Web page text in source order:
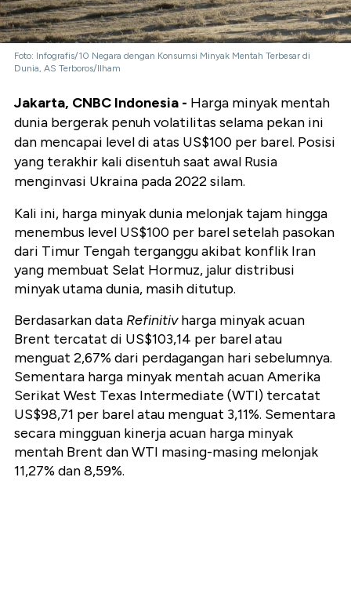
Foto: Infografis/10 Negara dengan Konsumsi Minyak Mentah Terbesar di
Dunia, AS Terboros/Ilham
Jakarta, CNBC Indonesia - Harga minyak mentah
dunia bergerak penuh volatilitas selama pekan ini
dan mencapai level di atas US$100 per barel. Posisi
yang terakhir kali disentuh saat awal Rusia
menginvasi Ukraina pada 2022 silam.
Kali ini, harga minyak dunia melonjak tajam hingga
menembus level US$100 per barel setelah pasokan
dari Timur Tengah terganggu akibat konflik Iran
yang membuat Selat Hormuz, jalur distribusi
minyak utama dunia, masih ditutup.
Berdasarkan data Refinitivharga minyak acuan
Brent tercatat di US$103,14 per barel atau
menguat 2,67% dari perdagangan hari sebelumnya.
Sementara harga minyak mentah acuan Amerika
Serikat West Texas Intermediate (WTI) tercatat
US$98,71 per barel atau menguat 3,11%. Sementara
secara mingguan kinerja acuan harga minyak
mentah Brent dan WTI masing-masing melonjak
11,27% dan 8,59%.